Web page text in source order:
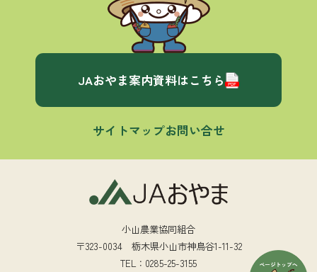
JAおやま案内資料はこちら
サイトマップお問い合せ
小山農業協同組合
〒323-0034 栃木県小山市神鳥谷1-11-32
TEL：0285-25-3155